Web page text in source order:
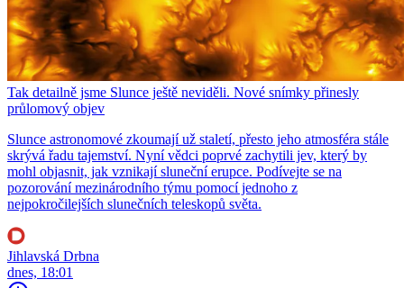
Tak detailně jsme Slunce ještě neviděli. Nové snímky přinesly
průlomový objev
Slunce astronomové zkoumají už staletí, přesto jeho atmosféra stále
skrývá řadu tajemství. Nyní vědci poprvé zachytili jev, který by
mohl objasnit, jak vznikají sluneční erupce. Podívejte se na
pozorování mezinárodního týmu pomocí jednoho z
nejpokročilejších slunečních teleskopů světa.
Jihlavská Drbna
dnes, 18:01